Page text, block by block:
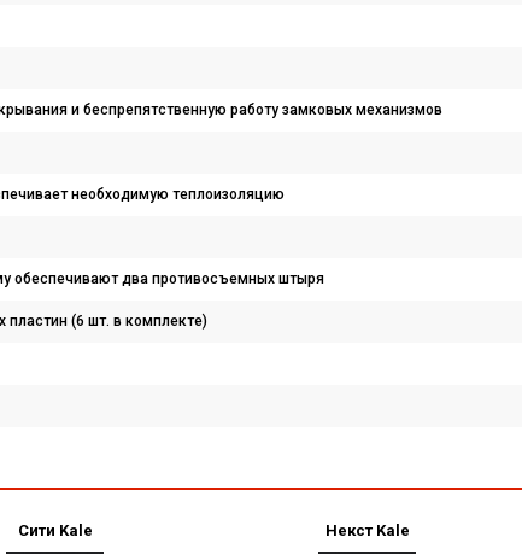
и беспрепятственную работу замковых механизмов
необходимую теплоизоляцию
обеспечивают два противосъемных штыря
пластин (6 шт. в комплекте)
Сити Kale Некст Kale